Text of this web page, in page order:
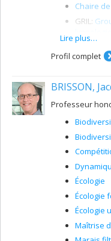
Chaire
GRIL:
CEN
Réseau
Centre
Les membres
Sofia
Gabriel
Valentin
(direction)
George
(direction)
Lire plus…
Profil complet
BRISSON,
Professeur
Écologie
Écologie
Écologie
Maîtrise